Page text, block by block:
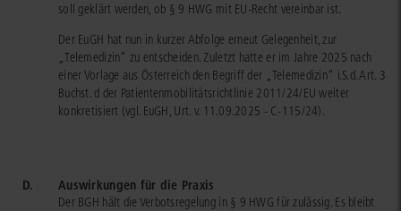
soll geklärt werden, ob § 9 HWG mit EU-Recht vereinbar ist.
Der EuGH hat nun in kurzer Abfolge erneut Gelegenheit, zur
„Telemedizin“ zu entscheiden. Zuletzt hatte er im Jahre 2025 nach
einer Vorlage aus Österreich den Begriff der „Telemedizin“ i.S.d. Art. 3
Buchst. d der Patientenmobilitätsrichtlinie 2011/24/EU weiter
konkretisiert (vgl. EuGH, Urt. v. 11.09.2025 - C-115/24).
D. Auswirkungen für die Praxis
Der BGH hält die Verbotsregelung in § 9 HWG für zulässig. Es bleibt